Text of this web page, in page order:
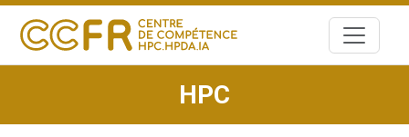
Skip
content
HPC